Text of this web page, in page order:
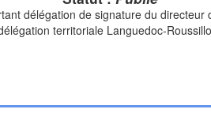
délégation de signature du
territoriale Languedoc-